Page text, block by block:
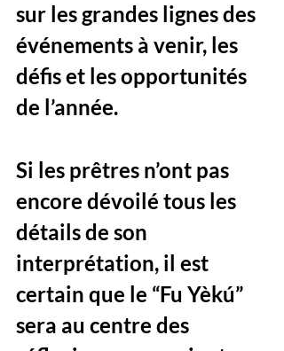
sur les grandes lignes des
événements à venir, les
défis et les opportunités
de l’année.
Si les prêtres n’ont pas
encore dévoilé tous les
détails de son
interprétation, il est
certain que le “Fu Yèkú”
sera au centre des